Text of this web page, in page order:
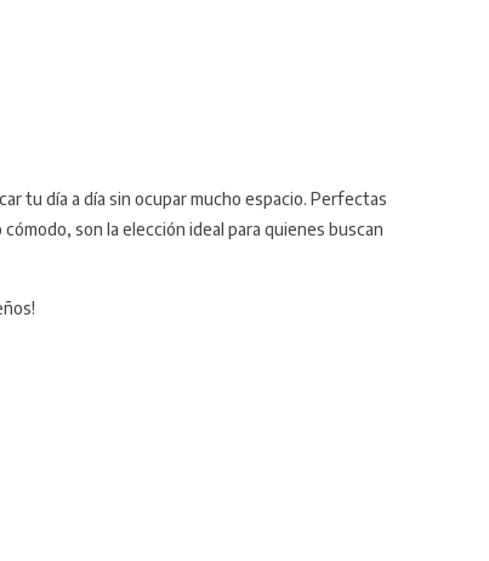
tu día a día sin ocupar mucho espacio. Perfectas
son la elección ideal para quienes buscan